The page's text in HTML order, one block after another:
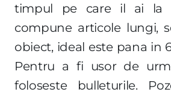
timpul pe care il ai la
compune articole lungi,
obiect, ideal este pana in
Pentru a fi usor de
foloseste bulleturile.